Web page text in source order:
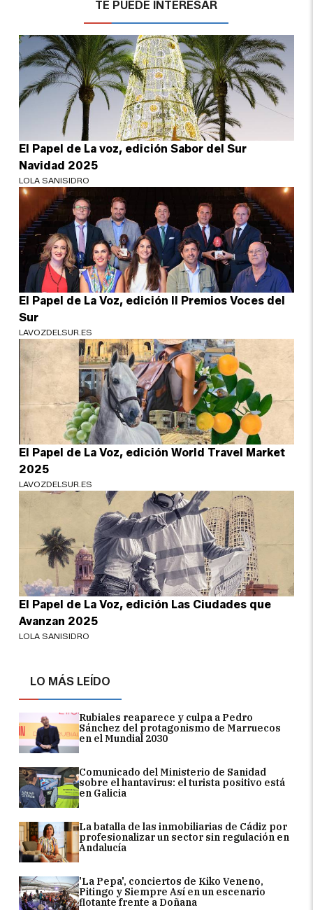
LO MÁS LEÍDO
Rubiales reaparece y culpa a Pedro
Sánchez del protagonismo de Marruecos
en el Mundial 2030
Comunicado del Ministerio de Sanidad
sobre el hantavirus: el turista positivo está
en Galicia
La batalla de las inmobiliarias de Cádiz por
profesionalizar un sector sin regulación en
Andalucía
'La Pepa', conciertos de Kiko Veneno,
Pitingo y Siempre Así en un escenario
flotante frente a Doñana
TE PUEDE INTERESAR
El Papel de La voz, edición Sabor del Sur
Navidad 2025
LOLA SANISIDRO
El Papel de La Voz, edición II Premios Voces del
Sur
LAVOZDELSUR.ES
El Papel de La Voz, edición World Travel Market
2025
LAVOZDELSUR.ES
El Papel de La Voz, edición Las Ciudades que
Avanzan 2025
LOLA SANISIDRO